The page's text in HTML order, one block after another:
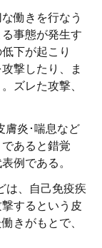
働きを行なう
事態が発生す
下が起こり
撃したり、ま
ズレた攻撃、
膚炎･喘息など
あると錯覚
例である。
は、自己免疫疾
するという皮
きがもとで、